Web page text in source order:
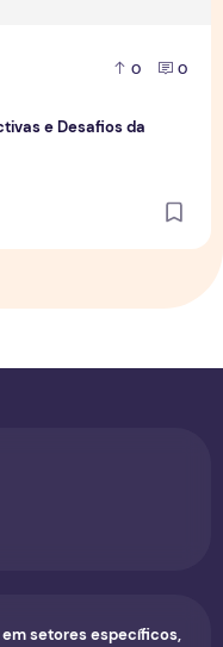
0 0
e Desafios da
setores específicos,